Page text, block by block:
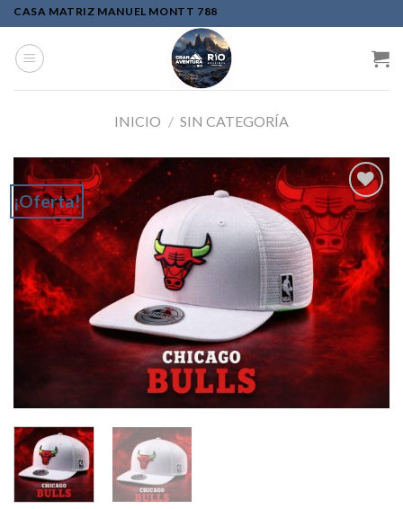
Skip
to
content
CASA MATRIZ MANUEL MONTT 788
INICIO / SIN CATEGORÍA
¡Oferta!
Add to
wishlist